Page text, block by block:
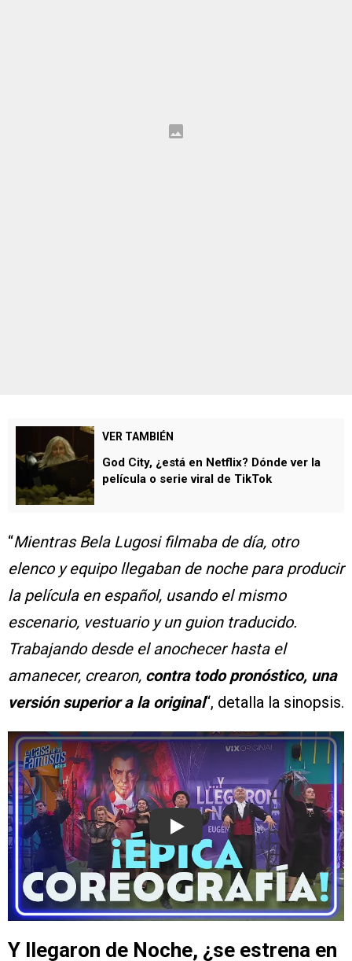
VER TAMBIÉN
God City, ¿está en Netflix? Dónde ver la
película o serie viral de TikTok
“Mientras Bela Lugosi filmaba de día, otro
elenco y equipo llegaban de noche para producir
la película en español, usando el mismo
escenario, vestuario y un guion traducido.
Trabajando desde el anochecer hasta el
amanecer, crearon, contra todo pronóstico, una
versión superior a la original“, detalla la sinopsis.
Play
Y llegaron de Noche, ¿se estrena en